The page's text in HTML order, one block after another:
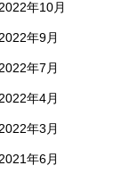
年10月
年9月
年7月
年4月
年3月
年6月